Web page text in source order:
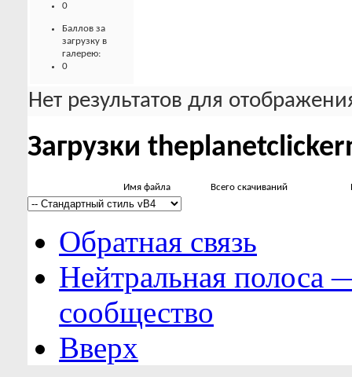
0
Баллов за
загрузку в
галерею:
0
Нет результатов для
Загрузки
Имя файла Всего скачиваний
Обратная связь
Нейтральная полоса
сообщество
Вверх